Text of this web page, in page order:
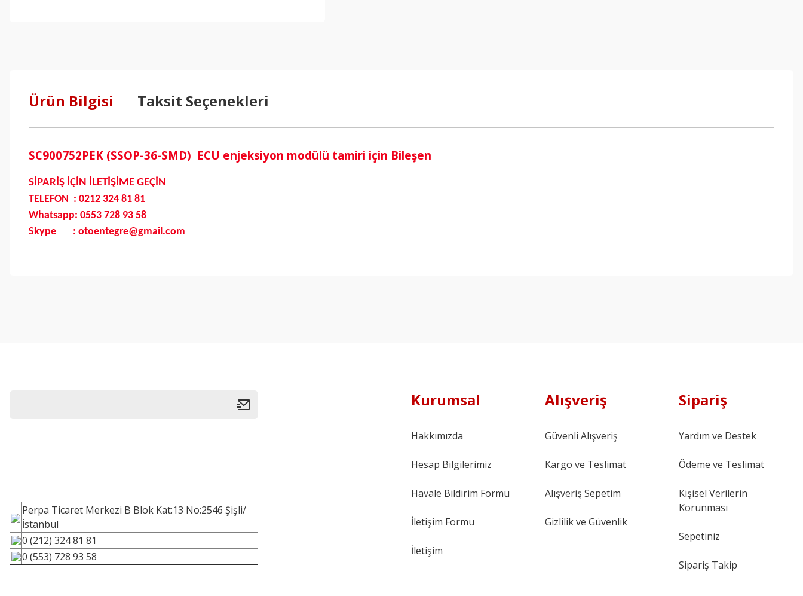
Ürün Bilgisi Taksit Seçenekleri
SC900752PEK (SSOP-36-SMD) ECU enjeksiyon modülü tamiri için Bileşen
SİPARİŞ İÇİN İLETİŞİME GEÇİN
TELEFON : 0212 324 81 81
Whatsapp: 0553 728 93 58
Skype : otoentegre@gmail.com
Perpa Ticaret Merkezi B Blok Kat:13 No:2546 Şişli/
İstanbul
0 (212) 324 81 81
0 (553) 728 93 58
Kurumsal
Hakkımızda
Hesap Bilgilerimiz
Havale Bildirim Formu
İletişim Formu
İletişim
Alışveriş
Güvenli Alışveriş
Kargo ve Teslimat
Alışveriş Sepetim
Gizlilik ve Güvenlik
Sipariş
Yardım ve Destek
Ödeme ve Teslimat
Kişisel Verilerin
Korunması
Sepetiniz
Sipariş Takip